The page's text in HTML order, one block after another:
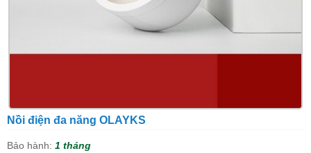
Nồi điện đa năng OLAYKS
Bảo hành: 1 tháng